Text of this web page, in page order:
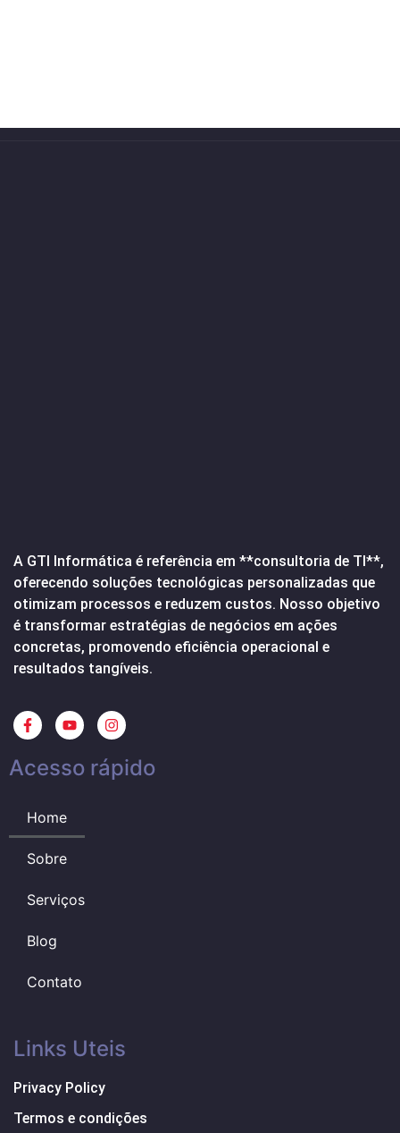
A GTI Informática é referência em **consultoria de TI**,
oferecendo soluções tecnológicas personalizadas que
otimizam processos e reduzem custos. Nosso objetivo
é transformar estratégias de negócios em ações
concretas, promovendo eficiência operacional e
resultados tangíveis.
Acesso rápido
Home
Sobre
Serviços
Blog
Contato
Links Uteis
Privacy Policy
Termos e condições